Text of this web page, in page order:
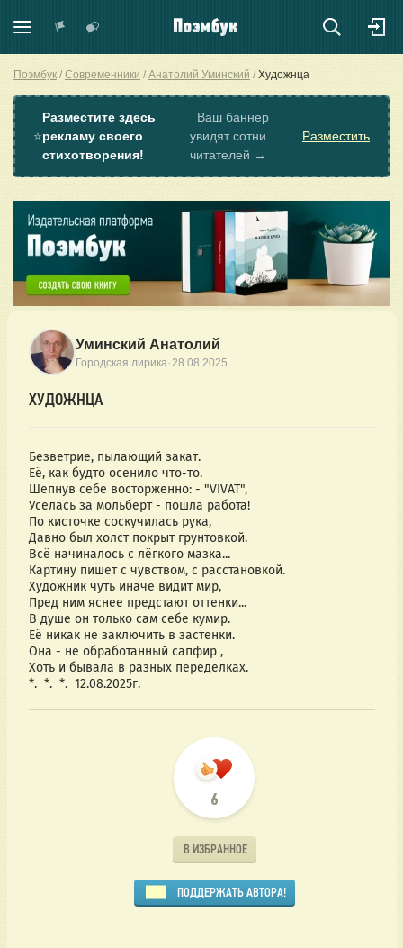
Поэмбук Современники Анатолий Уминский Художнца
⭐
Разместите здесь
рекламу своего
стихотворения!
Ваш баннер
увидят сотни
читателей →
Разместить
Уминский Анатолий
Городская лирика·28.08.2025
ХУДОЖНЦА
Безветрие, пылающий закат.
Её, как будто осенило что-то.
Шепнув себе восторженно: - "VIVAT",
Уселась за мольберт - пошла работа!
По кисточке соскучилась рука,
Давно был холст покрыт грунтовкой.
Всё начиналось с лёгкого мазка...
Картину пишет с чувством, с расстановкой.
Художник чуть иначе видит мир,
Пред ним яснее предстают оттенки...
В душе он только сам себе кумир.
Её никак не заключить в застенки.
Она - не обработанный сапфир ,
Хоть и бывала в разных переделках.
*.  *.  *.  12.08.2025г.
6
В ИЗБРАННОЕ
ПОДДЕРЖАТЬ АВТОРА!